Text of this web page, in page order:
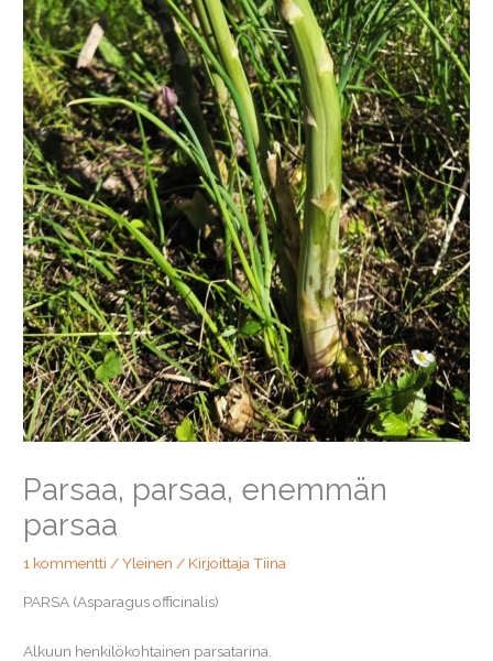
Parsaa, parsaa, enemmän
parsaa
1 kommentti /Yleinen / KirjoittajaTiina
PARSA (Asparagus officinalis)
Alkuun henkilökohtainen parsatarina.